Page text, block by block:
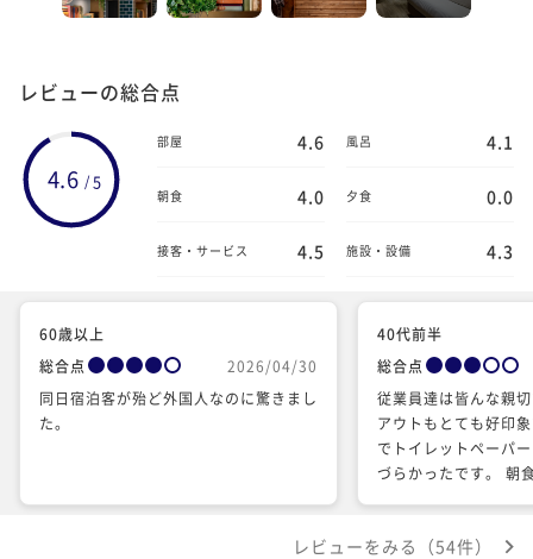
レビューの総合点
4.6 /5
部屋 4.6 風呂 4.1
朝食 4.0 夕食 0.0
接客・サービス 4.5 施設・設備 4.3
60歳以上
総合点
2026/04/30
同日宿泊客が殆ど外国人なのに驚きまし
た。
40代前半
総合点
従業員達は皆んな親
アウトもとても好印
でトイレットペーパ
づらかったです。 朝
になったら泊まりた
レビューをみる（54件）